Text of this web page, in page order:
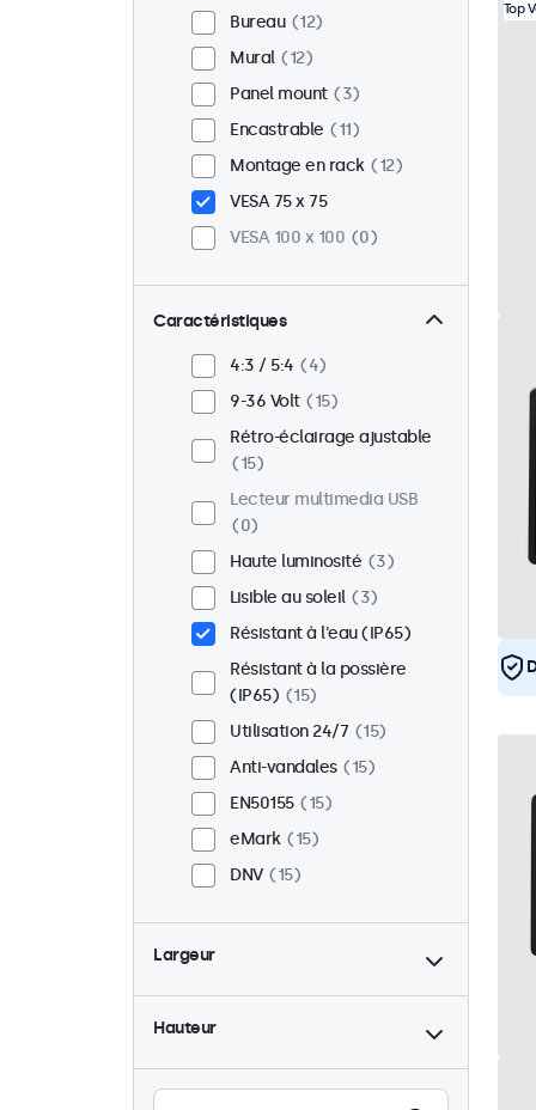
Bureau
12
Mural
12
Panel mount
3
Encastrable
11
Montage en rack
12
VESA 75 x 75
VESA 100 x 100
0
Caractéristiques
4:3 / 5:4
4
9-36 Volt
15
Rétro-éclairage ajustable
15
Lecteur multimedia USB
0
Haute luminosité
3
Lisible au soleil
3
Résistant à l'eau (IP65)
Résistant à la possière
(IP65)
15
Utilisation 24/7
15
Anti-vandales
15
EN50155
15
eMark
15
DNV
15
Largeur
Hauteur
Top